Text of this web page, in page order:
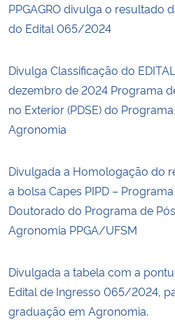
PPGAGRO divulga o resultado
do Edital 065/2024
Divulga Classificação do
dezembro de 2024 Programa
no Exterior (PDSE) do
Agronomia
Divulgada a Homologação do
a bolsa Capes PIPD –
Doutorado do Programa de
Agronomia PPGA/UFSM
Divulgada a tabela com a
Edital de Ingresso 065/2024,
graduação em Agronomia.